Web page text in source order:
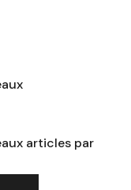
articles par